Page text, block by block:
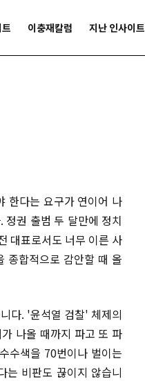
이충재칼럼 지난 인사이트
한다는 요구가 연이어 나
정권 출범 두 달만에 정치
대표로서도 너무 이른 사
종합적으로 감안할 때 올
다. '윤석열 검찰' 체제의
나올 때까지 파고 또 파
수색을 70번이나 벌이는
는 비판도 끊이지 않습니